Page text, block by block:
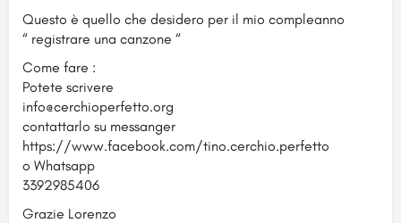
Questo è quello che desidero per il mio compleanno
“ registrare una canzone “
Come fare :
Potete scrivere
info@cerchioperfetto.org
contattarlo su messanger
https://www.facebook.com/tino.cerchio.perfetto
o Whatsapp
3392985406
Grazie Lorenzo